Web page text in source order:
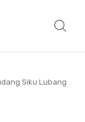
Siku Lubang